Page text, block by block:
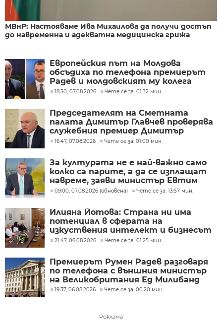
МВнР: Настояваме Ива Михаилова да получи достъп
до навременна и адекватна медицинска грижа
Европейския път на Молдова
обсъдиха по телефона премиерът
Радев и молдовският му колега
Тофан
18:50, 07.08.2026 Чете се за: 01:32 мин.
Председателят на Сметната
палата Димитър Главчев проверява
служебния премиер Димитър
Главчев?
16:47, 07.08.2026 Чете се за: 01:00 мин.
За културата не е най-важно само
колко са парите, а да се изплащат
навреме, заяви министър Евтим
Милошев
09:00, 07.08.2026 (обновена) Чете се за: 13:57 мин.
Илияна Йотова: Страна ни има
потенциал в сферата на
изкуствения интелект и бизнесът
забелязва тези перспективи
21:47, 06.08.2026 Чете се за: 01:25 мин.
Премиерът Румен Радев разговаря
по телефона с външния министър
на Великобритания Ед Милибанд
19:37, 06.08.2026 Чете се за: 00:20 мин.
Реклама